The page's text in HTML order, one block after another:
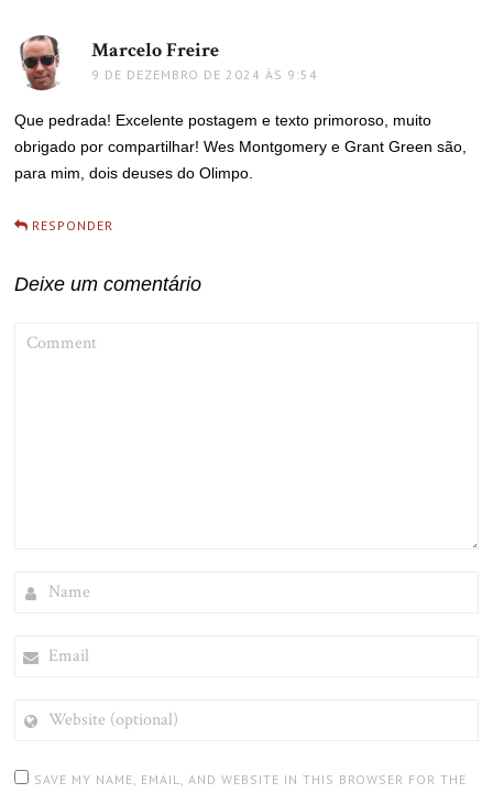
Marcelo Freire
9 DE DEZEMBRO DE 2024 ÀS 9:54
Que pedrada! Excelente postagem e texto primoroso, muito
obrigado por compartilhar! Wes Montgomery e Grant Green são,
para mim, dois deuses do Olimpo.
RESPONDER
Deixe um comentário
(OPTIONAL)
SAVE MY NAME, EMAIL, AND WEBSITE IN THIS BROWSER FOR THE